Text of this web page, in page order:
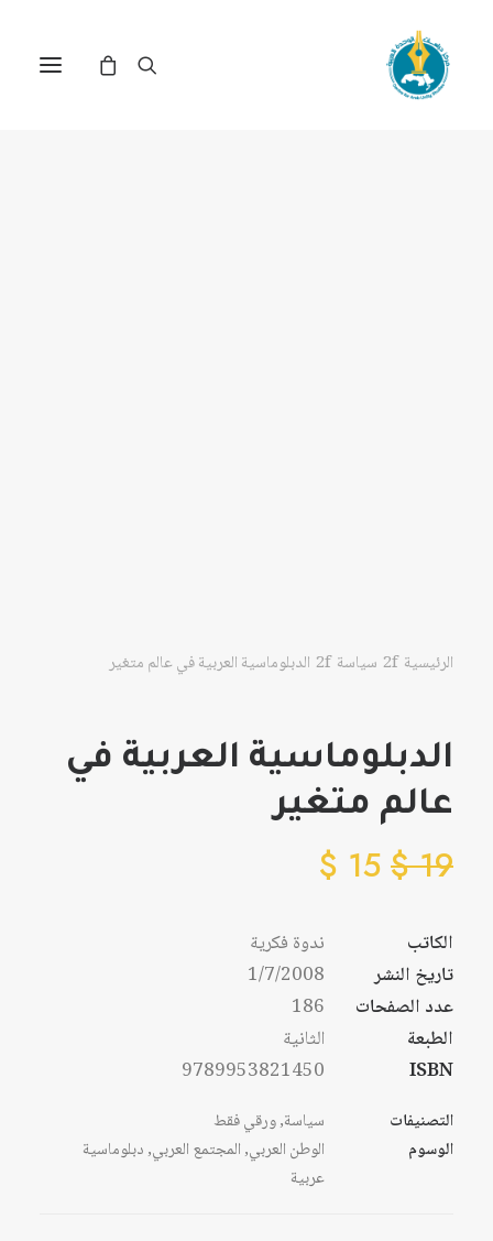
الرئيسية سياسة الدبلوماسية العربية في عالم متغير
الدبلوماسية العربية في
عالم متغير
19
$
15
$
الكاتب
ندوة فكرية
تاريخ النشر
1/7/2008
عدد الصفحات
186
الطبعة
الثانية
ISBN
9789953821450
التصنيفات سياسة,ورقي فقط
الوسوم
الوطن العربي,المجتمع العربي,دبلوماسية
عربية